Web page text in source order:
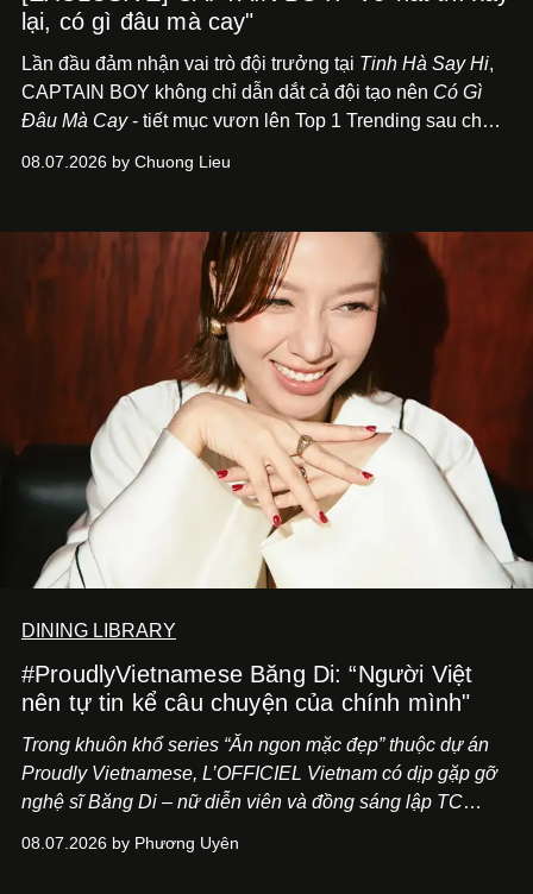
lại, có gì đâu mà cay"
Lần đầu đảm nhận vai trò đội trưởng tại Tinh Hà Say Hi,
CAPTAIN BOY không chỉ dẫn dắt cả đội tạo nên Có Gì
Đâu Mà Cay- tiết mục vươn lên Top 1 Trending sau chưa
để lắng nghe, kết nối và tin tưởng đồng đội. Với nam
trình trở thành một producer thực thụ.
08.07.2026 by Chuong Lieu
DINING LIBRARY
#ProudlyVietnamese Băng Di: “Người Việt
nên tự tin kể câu chuyện của chính mình"
Trong khuôn khổ series “Ăn ngon mặc đẹp” thuộc dự án
Proudly Vietnamese, L’OFFICIEL Vietnam có dịp gặp gỡ
nghệ sĩ Băng Di – nữ diễn viên và đồng sáng lập TC
Kitchen Bar và SALEM tại TP.HCM.
08.07.2026 by Phương Uyên